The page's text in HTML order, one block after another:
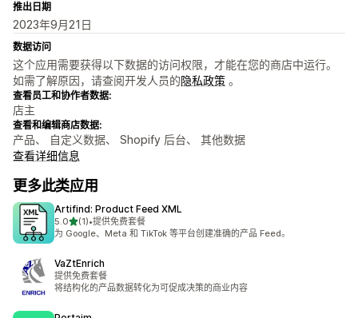
推出日期
2023年9月21日
数据访问
这个应用需要获得以下数据的访问权限，才能在您的商店中运行。
如需了解原因，请查阅开发人员的隐私政策 。
查看员工和协作者数据:
店主
查看和编辑商店数据:
产品、 自定义数据、 Shopify 后台、 其他数据
查看详细信息
更多此类应用
Artifind: Product Feed XML
5.0星（满分 5 星）
(1)
总共 1 条评论
•提供免费套餐
为 Google、Meta 和 TikTok 等平台创建准确的产品 Feed。
VaZtEnrich
提供免费套餐
将结构化的产品数据转化为可促成决策的商业内容